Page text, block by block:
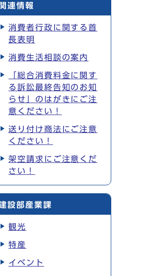
関連情報
消費者行政に関する首
長表明
消費生活相談の案内
「総合消費料金に関す
る訴訟最終告知のお知
らせ」のはがきにご注
意ください！
送り付け商法にご注意
ください！
架空請求にご注意くだ
さい！
設部産業課
観光
特産
イベント